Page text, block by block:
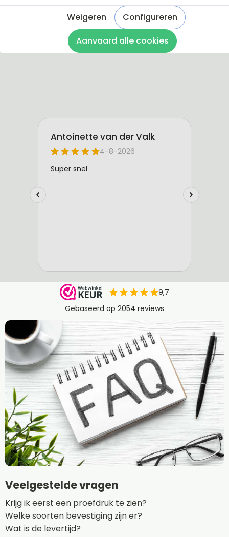
eigen smaak kunt ontwerpen.
Bekijk de instructie
Veelgestelde vragen
Krijg ik eerst een proefdruk te zien?
Welke soorten bevestiging zijn er?
Wat is de levertijd?
Weigeren
Configureren
Aanvaard alle cookies